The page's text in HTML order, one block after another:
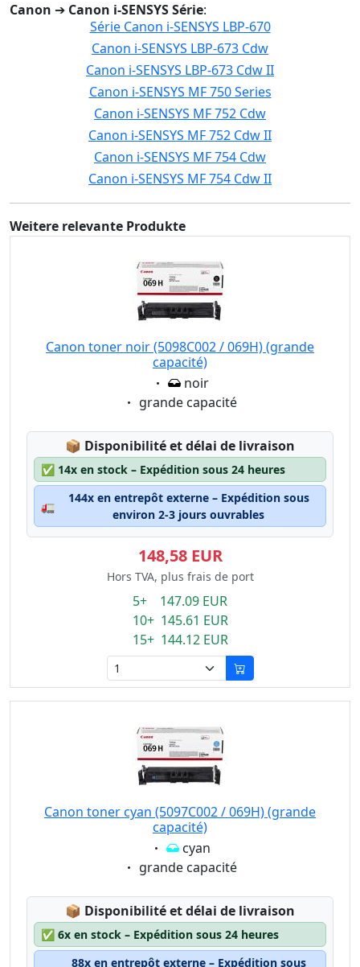
Canon ➔ Canon i-SENSYS Série:
Série Canon i-SENSYS LBP-670
Canon i-SENSYS LBP-673 Cdw
Canon i-SENSYS LBP-673 Cdw II
Canon i-SENSYS MF 750 Series
Canon i-SENSYS MF 752 Cdw
Canon i-SENSYS MF 752 Cdw II
Canon i-SENSYS MF 754 Cdw
Canon i-SENSYS MF 754 Cdw II
Weitere relevante Produkte
Canon toner noir (5098C002 / 069H) (grande
capacité)
Eigenschaft:
noir
Eigenschaft:
grande capacité
📦 Lagerstatus:
Disponibilité et délai de livraison
✅ 14x en stock – Expédition sous 24 heures
🚛
144x en entrepôt externe – Expédition sous
environ 2-3 jours ouvrables
148,58 EUR
Hors TVA, plus frais de port
5+ 147.09 EUR
10+ 145.61 EUR
15+ 144.12 EUR
Canon toner cyan (5097C002 / 069H) (grande
capacité)
Eigenschaft:
cyan
Eigenschaft:
grande capacité
📦 Lagerstatus:
Disponibilité et délai de livraison
✅ 6x en stock – Expédition sous 24 heures
88x en entrepôt externe – Expédition sous